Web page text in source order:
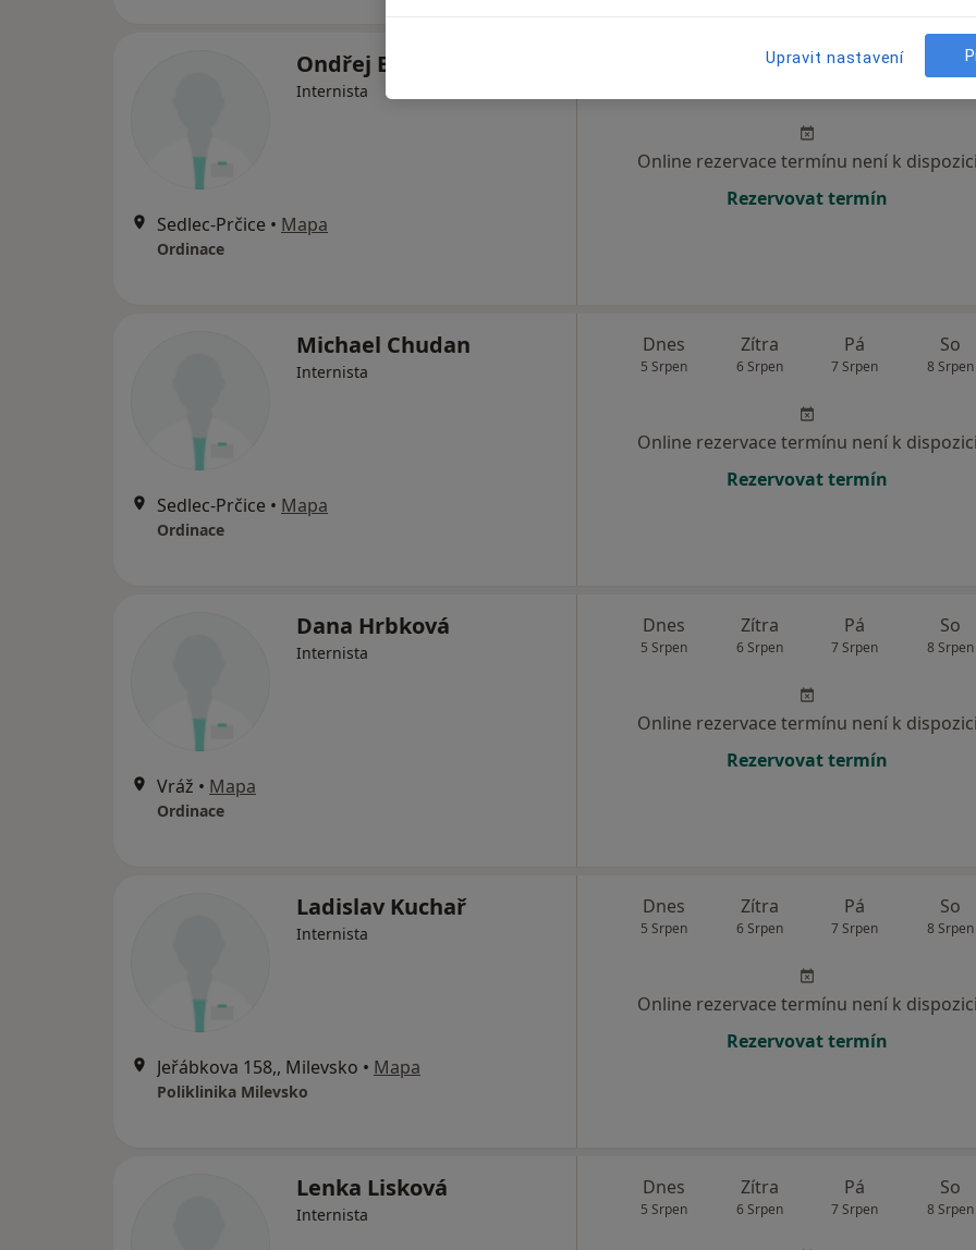
Ondřej Bažant
Internista
Sedlec-Prčice • Mapa
Ordinace
Zítra Pá
Online rezervace termínu není k dispozici
Rezervovat termín
Michael Chudan
Internista
Sedlec-Prčice • Mapa
Ordinace
Dnes
5 Srpen
Zítra
6 Srpen
Pá
7 Srpen
So
8 Srpen
Online rezervace termínu není k dispozici
Rezervovat termín
Dana Hrbková
Internista
Vráž • Mapa
Ordinace
Dnes
5 Srpen
Zítra
6 Srpen
Pá
7 Srpen
So
8 Srpen
Online rezervace termínu není k dispozici
Rezervovat termín
Ladislav Kuchař
Internista
Jeřábkova 158,, Milevsko • Mapa
Poliklinika Milevsko
Dnes
5 Srpen
Zítra
6 Srpen
Pá
7 Srpen
So
8 Srpen
Online rezervace termínu není k dispozici
Rezervovat termín
Lenka Lisková
Internista
Dnes
5 Srpen
Zítra
6 Srpen
Pá
7 Srpen
So
8 Srpen
Upravit nastavení